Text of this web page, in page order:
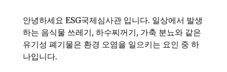
안녕하세요 ESG국제심사관 입니다. 일상에서 발생
하는 음식물 쓰레기, 하수찌꺼기, 가축 분뇨와 같은
유기성 폐기물은 환경 오염을 일으키는 요인 중 하
나입니다.